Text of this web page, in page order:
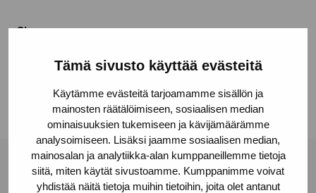
Tämä sivusto käyttää evästeitä
Käytämme evästeitä tarjoamamme sisällön ja
mainosten räätälöimiseen, sosiaalisen median
ominaisuuksien tukemiseen ja kävijämäärämme
analysoimiseen. Lisäksi jaamme sosiaalisen median,
mainosalan ja analytiikka-alan kumppaneillemme tietoja
siitä, miten käytät sivustoamme. Kumppanimme voivat
yhdistää näitä tietoja muihin tietoihin, joita olet antanut
Share:
Facebook
Pro Artibus Foundation